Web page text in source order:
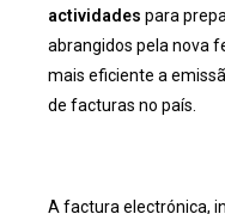
actividades para
abrangidos pela nova
mais eficiente a
de facturas no país.
A factura electrónica,